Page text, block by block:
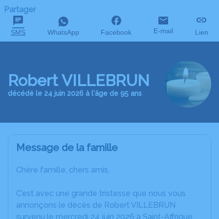
Partager
SMS WhatsApp Facebook E-mail Lien
Robert VILLEBRUN
décédé le 24 juin 2026 à l'âge de 95 ans
Message de la famille
Chère famille, chers amis,
C’est avec une grande tristesse que nous vous
annonçons le décès de Robert VILLEBRUN
survenu le mercredi 24 juin 2026 à Saint-Affrique.